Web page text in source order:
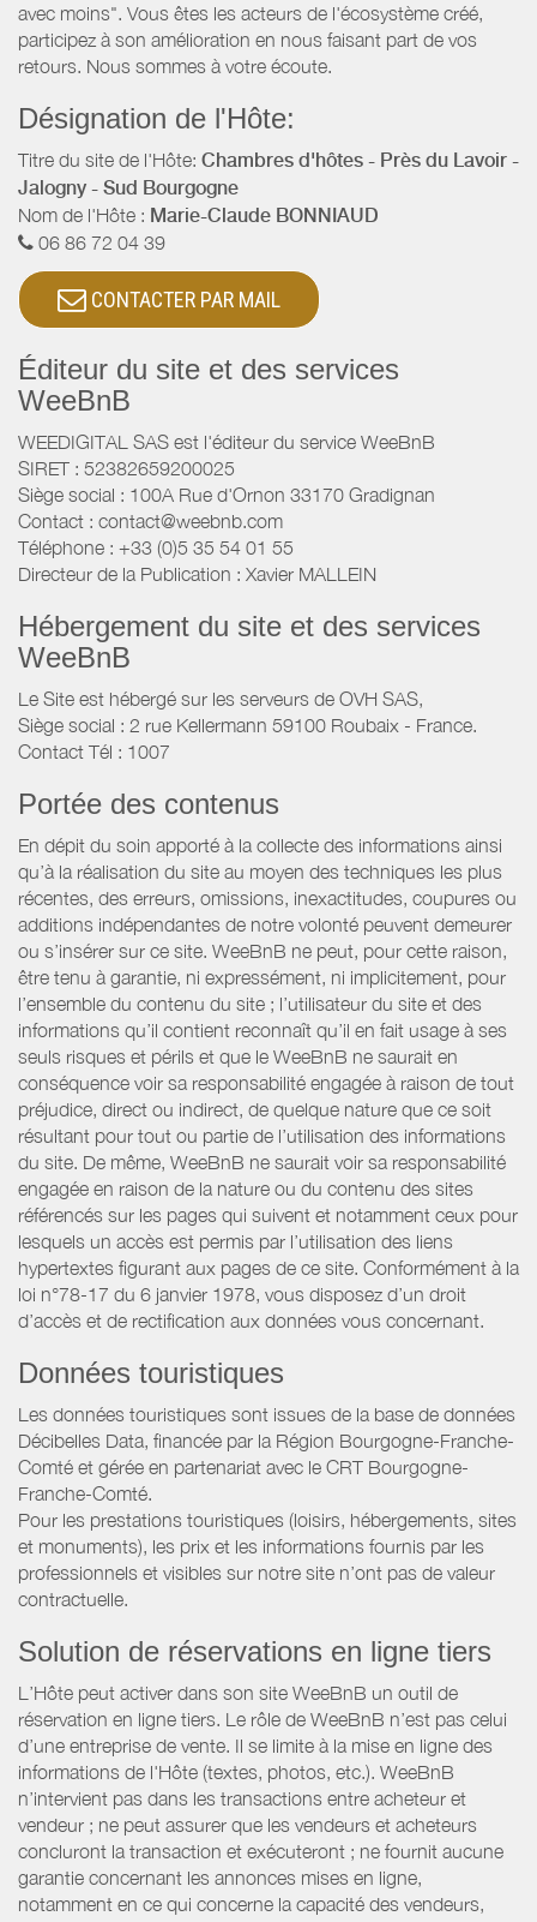
avec moins". Vous êtes les acteurs de l'écosystème créé,
participez à son amélioration en nous faisant part de vos
retours. Nous sommes à votre écoute.
Désignation de l'Hôte:
Titre du site de l'Hôte: Chambres d'hôtes - Près du Lavoir -
Jalogny - Sud Bourgogne
Nom de l'Hôte : Marie-Claude BONNIAUD
06 86 72 04 39
CONTACTER PAR MAIL
Éditeur du site et des services
WeeBnB
WEEDIGITAL SAS est l'éditeur du service WeeBnB
SIRET : 52382659200025
Siège social : 100A Rue d'Ornon 33170 Gradignan
Contact : contact@weebnb.com
Téléphone : +33 (0)5 35 54 01 55
Directeur de la Publication : Xavier MALLEIN
Hébergement du site et des services
WeeBnB
Le Site est hébergé sur les serveurs de OVH SAS,
Siège social : 2 rue Kellermann 59100 Roubaix - France.
Contact Tél : 1007
Portée des contenus
En dépit du soin apporté à la collecte des informations ainsi
qu’à la réalisation du site au moyen des techniques les plus
récentes, des erreurs, omissions, inexactitudes, coupures ou
additions indépendantes de notre volonté peuvent demeurer
ou s’insérer sur ce site. WeeBnB ne peut, pour cette raison,
être tenu à garantie, ni expressément, ni implicitement, pour
l’ensemble du contenu du site ; l’utilisateur du site et des
informations qu’il contient reconnaît qu’il en fait usage à ses
seuls risques et périls et que le WeeBnB ne saurait en
conséquence voir sa responsabilité engagée à raison de tout
préjudice, direct ou indirect, de quelque nature que ce soit
résultant pour tout ou partie de l’utilisation des informations
du site. De même, WeeBnB ne saurait voir sa responsabilité
engagée en raison de la nature ou du contenu des sites
référencés sur les pages qui suivent et notamment ceux pour
lesquels un accès est permis par l’utilisation des liens
hypertextes figurant aux pages de ce site. Conformément à la
loi n°78-17 du 6 janvier 1978, vous disposez d’un droit
d’accès et de rectification aux données vous concernant.
Données touristiques
Les données touristiques sont issues de la base de données
Décibelles Data, financée par la Région Bourgogne-Franche-
Comté et gérée en partenariat avec le CRT Bourgogne-
Franche-Comté.
Pour les prestations touristiques (loisirs, hébergements, sites
et monuments), les prix et les informations fournis par les
professionnels et visibles sur notre site n’ont pas de valeur
contractuelle.
Solution de réservations en ligne tiers
L’Hôte peut activer dans son site WeeBnB un outil de
réservation en ligne tiers. Le rôle de WeeBnB n’est pas celui
d’une entreprise de vente. Il se limite à la mise en ligne des
informations de l'Hôte (textes, photos, etc.). WeeBnB
n’intervient pas dans les transactions entre acheteur et
vendeur ; ne peut assurer que les vendeurs et acheteurs
concluront la transaction et exécuteront ; ne fournit aucune
garantie concernant les annonces mises en ligne,
notamment en ce qui concerne la capacité des vendeurs,